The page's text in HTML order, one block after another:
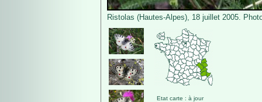
Ristolas (Hautes-Alpes), 18 juillet 2005.
Etat carte : à jour